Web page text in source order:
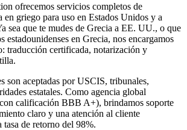
ofrecemos servicios completos de
griego para uso en Estados Unidos y a
sea que te mudes de Grecia a EE. UU., o que
estadounidenses en Grecia, nos encargamos
traducción certificada, notarización y
son aceptadas por USCIS, tribunales,
estatales. Como agencia global
calificación BBB A+), brindamos soporte
claro y una atención al cliente
de retorno del 98%.